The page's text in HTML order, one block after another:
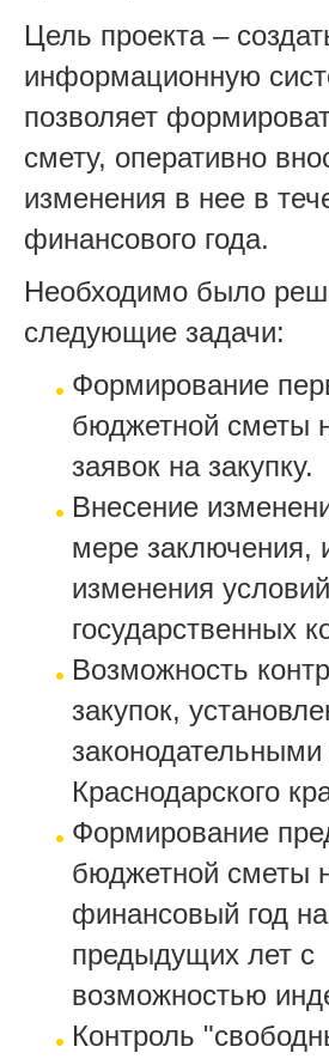
Цель проекта –
информационную
позволяет
смету, оперативно
изменения в нее в
финансового года.
Необходимо было
следующие задачи:
Формирование
бюджетной сметы
заявок на закупку.
Внесение
мере заключения,
изменения условий
государственных
Возможность
закупок,
законодательными
Краснодарского
Формирование
бюджетной сметы
финансовый год
предыдущих лет с
возможностью
Контроль